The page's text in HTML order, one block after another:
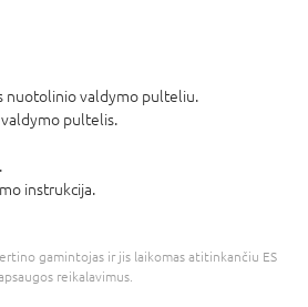
nuotolinio valdymo pulteliu.
pultelis.
instrukcija.
gamintojas ir jis laikomas atitinkančiu ES
reikalavimus.